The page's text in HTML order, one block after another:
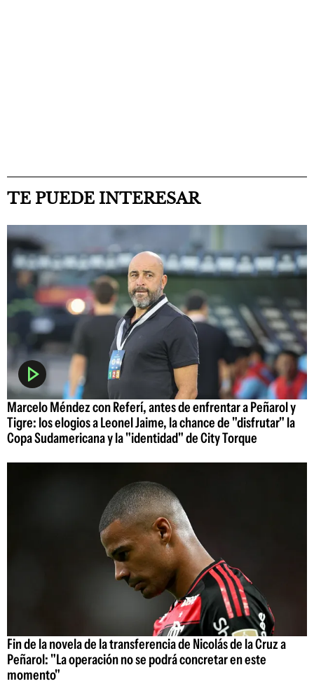
TE PUEDE INTERESAR
Marcelo Méndez con Referí, antes de enfrentar a Peñarol y
Tigre: los elogios a Leonel Jaime, la chance de "disfrutar" la
Copa Sudamericana y la "identidad" de City Torque
Fin de la novela de la transferencia de Nicolás de la Cruz a
Peñarol: "La operación no se podrá concretar en este
momento"